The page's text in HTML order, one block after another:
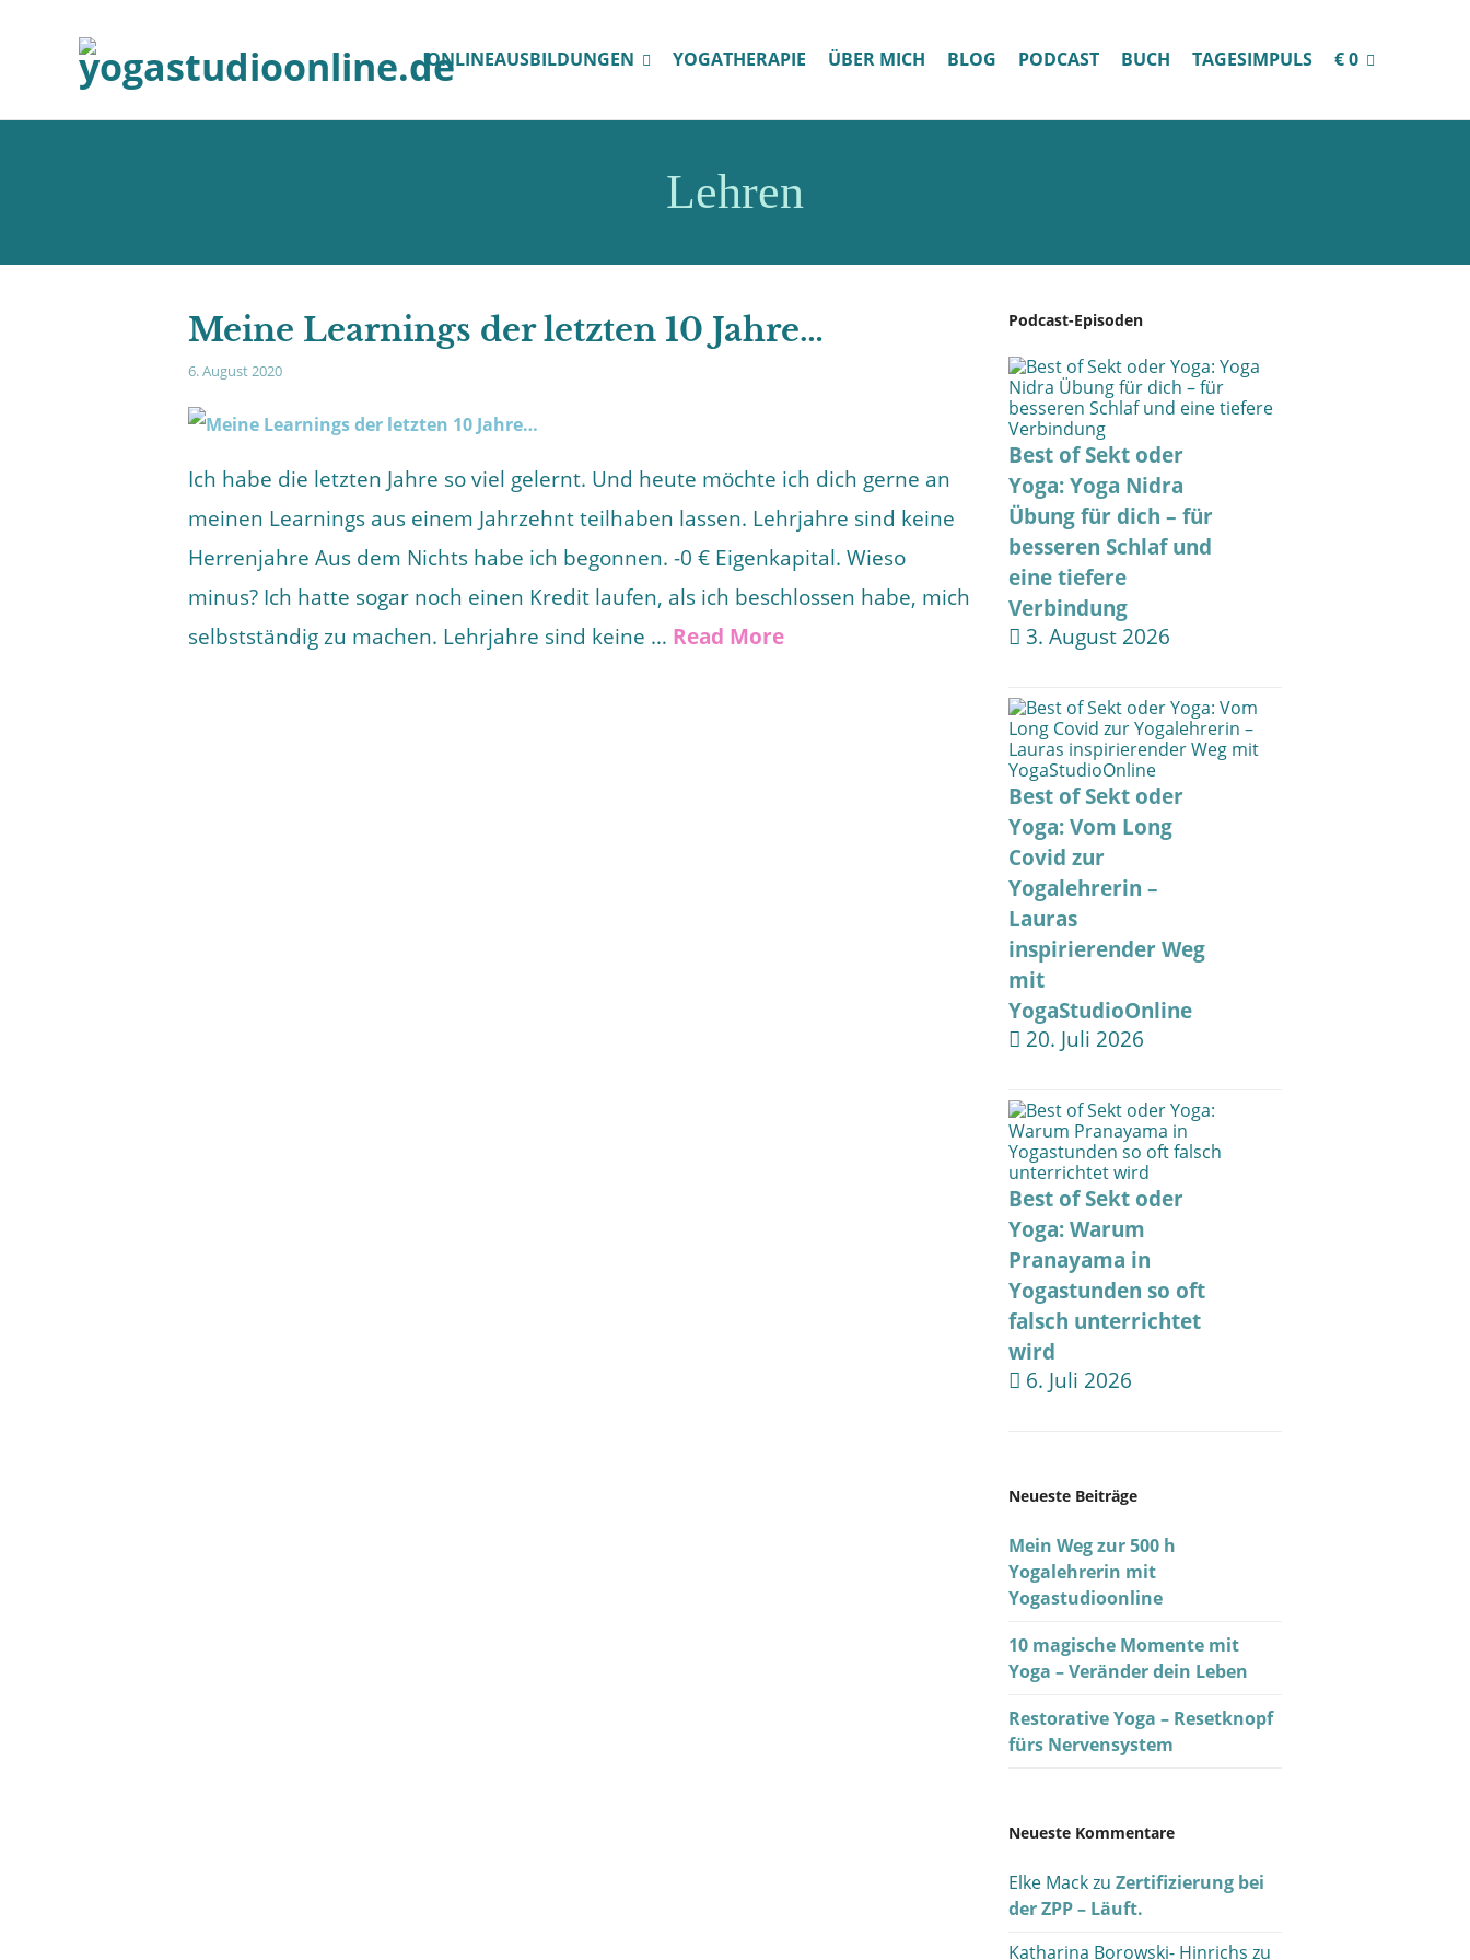
ONLINEAUSBILDUNGEN YOGATHERAPIE ÜBER MICH BLOG PODCAST BUCH TAGESIMPULS € 0
Lehren
Meine Learnings der letzten 10 Jahre…
6. August 2020
Ich habe die letzten Jahre so viel gelernt. Und heute möchte ich dich gerne an
meinen Learnings aus einem Jahrzehnt teilhaben lassen. Lehrjahre sind keine
Herrenjahre Aus dem Nichts habe ich begonnen. -0 € Eigenkapital. Wieso
minus? Ich hatte sogar noch einen Kredit laufen, als ich beschlossen habe, mich
selbstständig zu machen. Lehrjahre sind keine … Read More
Podcast-Episoden
Best of Sekt oder
Yoga: Yoga Nidra
Übung für dich – für
besseren Schlaf und
eine tiefere
Verbindung
3. August 2026
Best of Sekt oder
Yoga: Vom Long
Covid zur
Yogalehrerin –
Lauras
inspirierender Weg
mit
YogaStudioOnline
20. Juli 2026
Best of Sekt oder
Yoga: Warum
Pranayama in
Yogastunden so oft
falsch unterrichtet
wird
6. Juli 2026
Neueste Beiträge
Mein Weg zur 500 h
Yogalehrerin mit
Yogastudioonline
10 magische Momente mit
Yoga – Veränder dein Leben
Restorative Yoga – Resetknopf
fürs Nervensystem
Neueste Kommentare
Elke Mackzu Zertifizierung bei
der ZPP – Läuft.
Katharina Borowski- Hinrichs zu